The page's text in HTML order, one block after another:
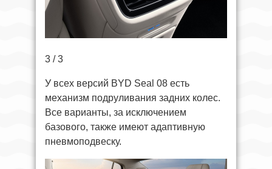
3 / 3
У всех версий BYD Seal 08 есть
механизм подруливания задних колес.
Все варианты, за исключением
базового, также имеют адаптивную
пневмоподвеску.